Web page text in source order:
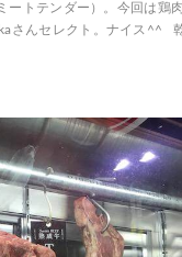
ートテンダー）。今回は鶏
さんセレクト。ナイス^^